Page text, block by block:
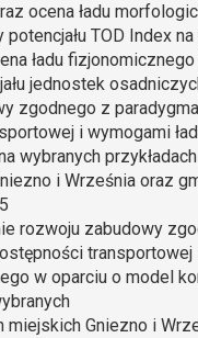
ocena ładu
TOD Index
ładu
jednostek
zgodnego z
i wymogami
wybranych przykładach
i Września oraz
rozwoju zabudowy
w oparciu o model
miejskich Gniezno i